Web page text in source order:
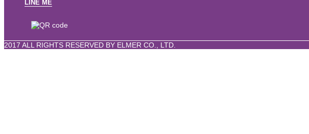
LINE ME
2017 ALL RIGHTS RESERVED BY ELMER CO., LTD.